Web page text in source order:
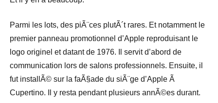
Parmi les lots, des piÃ¨ces plutÃ´t rares. Et notamment le
premier panneau promotionnel d’Apple reproduisant le
logo originel et datant de 1976. Il servit d’abord de
communication lors de salons professionnels. Ensuite, il
fut installÃ© sur la faÃ§ade du siÃ¨ge d’Apple Ã
Cupertino. Il y resta pendant plusieurs annÃ©es durant.